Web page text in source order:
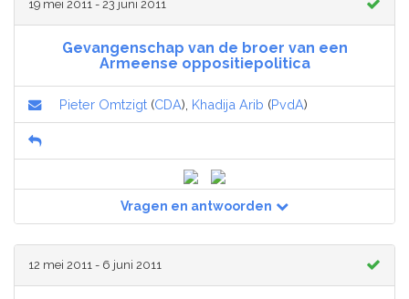
19 mei 2011 - 23 juni 2011
Gevangenschap van de broer van een
Armeense oppositiepolitica
Pieter Omtzigt (CDA), Khadija Arib (PvdA)
Vragen en antwoorden
12 mei 2011 - 6 juni 2011